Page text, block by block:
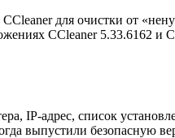
для очистки от
ССleaner 5.33.6162 и
IP-адрес, список
выпустили безопасную